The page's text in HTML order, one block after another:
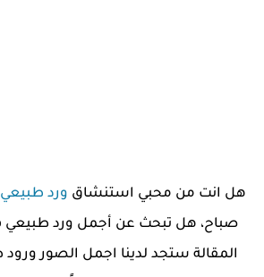
هل انت من محبي استنشاق ورد
صباح، هل تبحث عن أجمل ورد طبيعي
المقالة ستجد لدينا اجمل الصور